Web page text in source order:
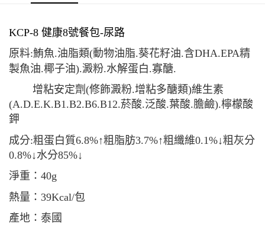
１．簡單：不需註冊會員、不需綁卡、不需儲值。
３．安心：先確認商品／服務後，再付款。
【「AFTEE先享後付」結帳流程】
１．於結帳方式選擇「AFTEE先享後付」後，將跳轉至「AFTEE先享後付」
結帳頁面，進行簡訊認證並確認金額後，即可完成結帳。
３．收到繳費通知簡訊後14天內，點擊此簡訊中的連結，可透過四大超商／
ATM／網路銀行／等多元方式進行付款，方視為交易完成。
※ 請注意：結帳手續完成當下不需立刻繳費，但若您需要取消訂單，請聯絡
購買商品的店家。未經商家同意取消之訂單仍視為有效，需透過AFTEE先享
後付繳納相關費用。
※ 交易是否成功請以「AFTEE先享後付 」之結帳頁面顯示為準，若有關於
是否繳費成功／繳費後需取消欲退款等相關疑問，請聯繫「AFTEE先享後付
１．透過由恩沛科技股份有限公司提供之「AFTEE先享後付」服務完成之交
權轉讓予恩沛科技股份有限公司。
全家取貨付款
每筆NT$65
7-11取貨付款
每筆NT$65
宅配運費
每筆NT$120，滿NT$688(含以上)免運費
香港地區 查看運費
KCP-8 健康8號餐包-尿路
原料:鮪魚.油脂類(動物油脂.葵花籽油.含DHA.EPA精
製魚油.椰子油).澱粉.水解蛋白.寡醣.
增粘安定劑 (修飾澱粉.增粘多醣類)維生素
(A.D.E.K.B1.B2.B6.B12.菸酸.泛酸.葉酸.膽鹼).檸檬酸
鉀
成分:粗蛋白質6.8%↑粗脂肪3.7%↑粗纖維0.1%↓粗灰分
0.8%↓水分85%↓
淨重：40g
熱量：39Kcal/包
產地：泰國